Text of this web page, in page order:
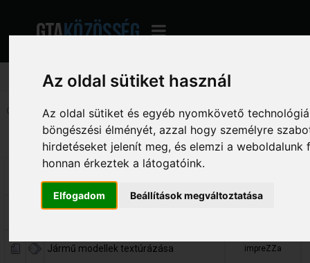
Az oldal sütiket használ
Az oldal sütiket és egyéb nyomkövető
böngészési élményét, azzal hogy személyre
hirdetéseket jelenít meg, és elemzi a
honnan érkeztek a látogatóink.
Elfogadom Beállítások megváltoztatása
Oldalak: [ 1] 2 3 Le
Téma Indította
Fény
Jármű modellek textúrázása impreZZa